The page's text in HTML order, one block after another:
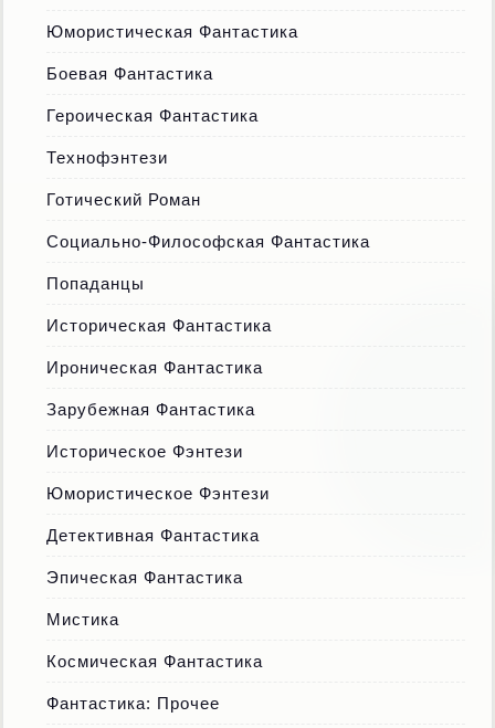
Юмористическая Фантастика
Боевая Фантастика
Героическая Фантастика
Технофэнтези
Готический Роман
Социально-Философская Фантастика
Попаданцы
Историческая Фантастика
Ироническая Фантастика
Зарубежная Фантастика
Историческое Фэнтези
Юмористическое Фэнтези
Детективная Фантастика
Эпическая Фантастика
Мистика
Космическая Фантастика
Фантастика: Прочее